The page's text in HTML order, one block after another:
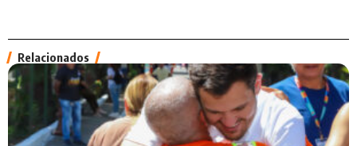
Relacionados